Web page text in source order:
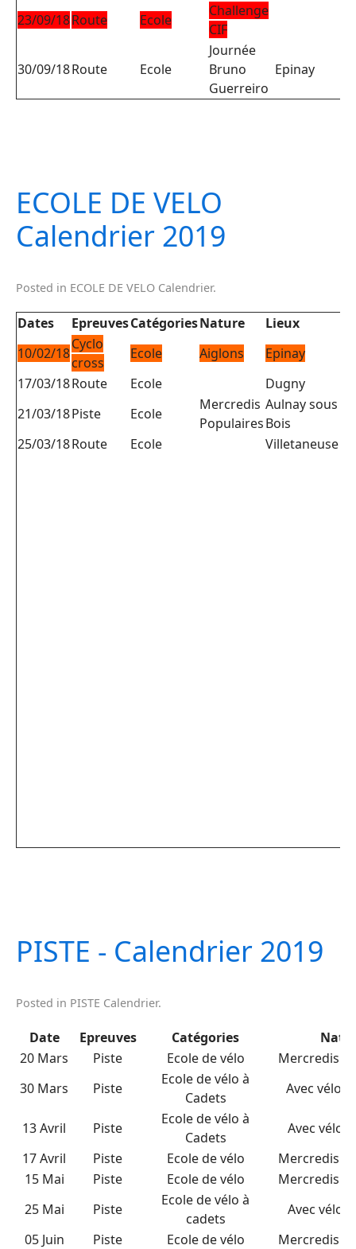
23/09/18Route Ecole
Challenge
CIF
30/09/18Route Ecole
Journée
Bruno
Guerreiro
Epinay
ECOLE DE VELO
Calendrier 2019
Posted in ECOLE DE VELO Calendrier.
Dates EpreuvesCatégoriesNature Lieux
10/02/18
Cyclo
cross
Ecole Aiglons Epinay
17/03/18Route Ecole Dugny
21/03/18Piste Ecole
Mercredis
Populaires
Aulnay sous
Bois
25/03/18Route Ecole Villetaneuse
PISTE - Calendrier 2019
Posted in PISTE Calendrier.
Date Epreuves Catégories
20 Mars
Piste Ecole de vélo
Mercredis
30 Mars
Piste
Ecole de vélo à
Cadets
Avec vélo
13 Avril Piste
Ecole de vélo à
Cadets
Avec vélo
17 Avril
Piste Ecole de vélo
Mercredis
15 Mai
Piste Ecole de vélo
Mercredis
25 Mai
Piste
Ecole de vélo à
cadets
Avec vélo
05 Juin
Piste Ecole de vélo Mercredis